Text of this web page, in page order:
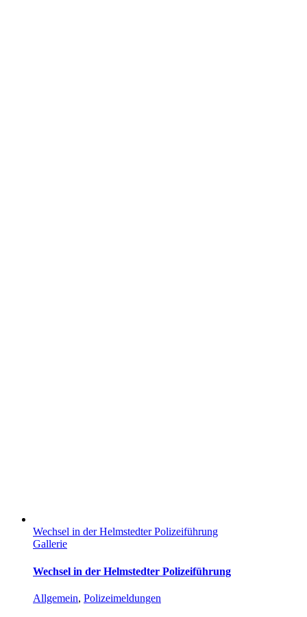
Wechsel in der Helmstedter Polizeiführung
Gallerie
Wechsel in der Helmstedter Polizeiführung
Allgemein, Polizeimeldungen